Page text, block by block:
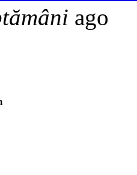
ago